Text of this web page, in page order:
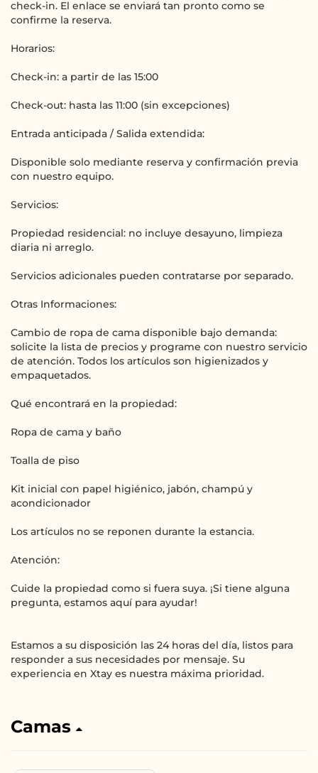
check-in. El enlace se enviará tan pronto como se
confirme la reserva.
Horarios:
Check-in: a partir de las 15:00
Check-out: hasta las 11:00 (sin excepciones)
Entrada anticipada / Salida extendida:
Disponible solo mediante reserva y confirmación previa
con nuestro equipo.
Servicios:
Propiedad residencial: no incluye desayuno, limpieza
diaria ni arreglo.
Servicios adicionales pueden contratarse por separado.
Otras Informaciones:
Cambio de ropa de cama disponible bajo demanda:
solicite la lista de precios y programe con nuestro servicio
de atención. Todos los artículos son higienizados y
empaquetados.
Qué encontrará en la propiedad:
Ropa de cama y baño
Toalla de piso
Kit inicial con papel higiénico, jabón, champú y
acondicionador
Los artículos no se reponen durante la estancia.
Atención:
Cuide la propiedad como si fuera suya. ¡Si tiene alguna
pregunta, estamos aquí para ayudar!
Estamos a su disposición las 24 horas del día, listos para
responder a sus necesidades por mensaje. Su
experiencia en Xtay es nuestra máxima prioridad.
Camas